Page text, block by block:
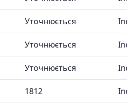
Уточнюється
Уточнюється
Уточнюється
1812